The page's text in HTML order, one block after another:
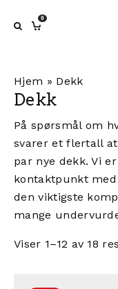
0
Hjem » Dekk
Dekk
På spørsmål om
svarer et flertall
par nye dekk. Vi
kontaktpunkt
den viktigste
mange
Viser 1–12 av 18